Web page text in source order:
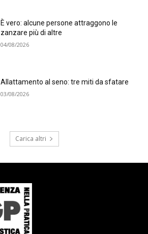
È vero: alcune persone attraggono le
zanzare più di altre
04/08/2026
Allattamento al seno: tre miti da sfatare
03/08/2026
Carica altri